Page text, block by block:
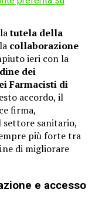
latutela della
collaborazione
ieri con la
dei
Farmacisti di
accordo, il
firma,
sanitario,
più forte tra
di migliorare
e accesso